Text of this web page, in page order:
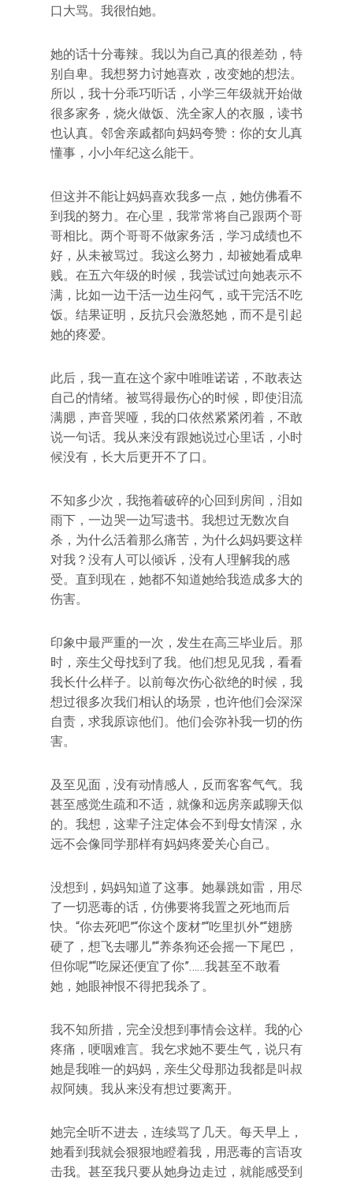
口大骂。我很怕她。
她的话十分毒辣。我以为自己真的很差劲，特
别自卑。我想努力讨她喜欢，改变她的想法。
所以，我十分乖巧听话，小学三年级就开始做
很多家务，烧火做饭、洗全家人的衣服，读书
也认真。邻舍亲戚都向妈妈夸赞：你的女儿真
懂事，小小年纪这么能干。
但这并不能让妈妈喜欢我多一点，她仿佛看不
到我的努力。在心里，我常常将自己跟两个哥
哥相比。两个哥哥不做家务活，学习成绩也不
好，从未被骂过。我这么努力，却被她看成卑
贱。在五六年级的时候，我尝试过向她表示不
满，比如一边干活一边生闷气，或干完活不吃
饭。结果证明，反抗只会激怒她，而不是引起
她的疼爱。
此后，我一直在这个家中唯唯诺诺，不敢表达
自己的情绪。被骂得最伤心的时候，即使泪流
满腮，声音哭哑，我的口依然紧紧闭着，不敢
说一句话。我从来没有跟她说过心里话，小时
候没有，长大后更开不了口。
不知多少次，我拖着破碎的心回到房间，泪如
雨下，一边哭一边写遗书。我想过无数次自
杀，为什么活着那么痛苦，为什么妈妈要这样
对我？没有人可以倾诉，没有人理解我的感
受。直到现在，她都不知道她给我造成多大的
伤害。
印象中最严重的一次，发生在高三毕业后。那
时，亲生父母找到了我。他们想见见我，看看
我长什么样子。以前每次伤心欲绝的时候，我
想过很多次我们相认的场景，也许他们会深深
自责，求我原谅他们。他们会弥补我一切的伤
害。
及至见面，没有动情感人，反而客客气气。我
甚至感觉生疏和不适，就像和远房亲戚聊天似
的。我想，这辈子注定体会不到母女情深，永
远不会像同学那样有妈妈疼爱关心自己。
没想到，妈妈知道了这事。她暴跳如雷，用尽
了一切恶毒的话，仿佛要将我置之死地而后
快。“你去死吧”“你这个废材”“吃里扒外”“翅膀
硬了，想飞去哪儿”“养条狗还会摇一下尾巴，
但你呢”“吃屎还便宜了你”……我甚至不敢看
她，她眼神恨不得把我杀了。
我不知所措，完全没想到事情会这样。我的心
疼痛，哽咽难言。我乞求她不要生气，说只有
她是我唯一的妈妈，亲生父母那边我都是叫叔
叔阿姨。我从来没有想过要离开。
她完全听不进去，连续骂了几天。每天早上，
她看到我就会狠狠地瞪着我，用恶毒的言语攻
击我。甚至我只要从她身边走过，就能感受到